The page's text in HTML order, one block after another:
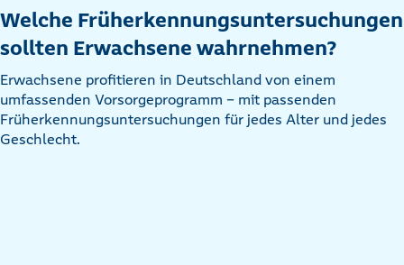
Welche Früherkennungsuntersuchungen
sollten Erwachsene wahrnehmen?
Erwachsene profitieren in Deutschland von einem
umfassenden Vorsorgeprogramm – mit passenden
Früherkennungsuntersuchungen für jedes Alter und jedes
Geschlecht.